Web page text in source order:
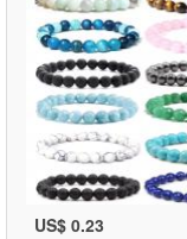
US$ 0.23